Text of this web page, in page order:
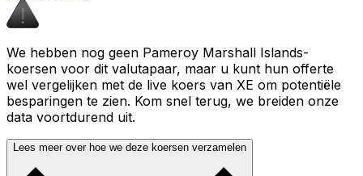
We hebben nog geen Pameroy Marshall Islands-
koersen voor dit valutapaar, maar u kunt hun offerte
wel vergelijken met de live koers van XE om potentiële
besparingen te zien. Kom snel terug, we breiden onze
data voortdurend uit.
Lees meer over hoe we deze koersen verzamelen